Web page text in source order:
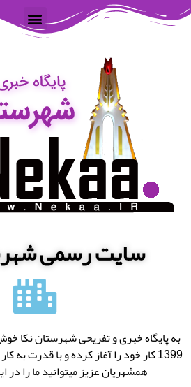
سایت رسمی
به پایگاه خبری و تفریحی شهرستان نکا
1399 کار خود را آغاز کرده و با قدرت
همشهریان عزیز میتوانید ما را در